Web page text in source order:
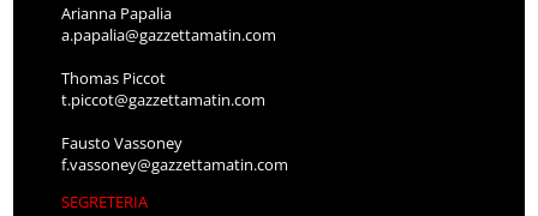
Arianna Papalia
a.papalia@gazzettamatin.com
Thomas Piccot
t.piccot@gazzettamatin.com
Fausto Vassoney
f.vassoney@gazzettamatin.com
SEGRETERIA